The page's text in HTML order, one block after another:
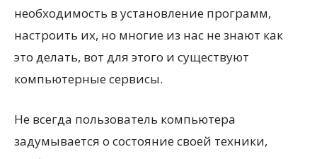
необходимость в установление программ,
настроить их, но многие из нас не знают как
это делать, вот для этого и существуют
компьютерныесервисы.
Не всегда пользователь компьютера
задумывается о состояние своей техники,